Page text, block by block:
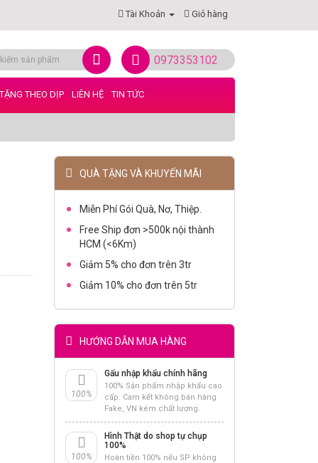
Tài Khoản Giỏ hàng
0973353102
THEO DỊP LIÊN HỆ TIN TỨC
QUÀ TẶNG VÀ KHUYẾN MÃI
Miễn Phí Gói Quà, Nơ, Thiệp.
Free Ship đơn >500k nội thành
HCM (<6Km)
Giảm 5% cho đơn trên 3tr
Giảm 10% cho đơn trên 5tr
HƯỚNG DẪN MUA HÀNG
100%
Gấu nhập khẩu chính hãng
100% Sản phẩm nhập khẩu cao
cấp. Cam kết không bán hàng
Fake, VN kém chất lượng.
100%
Hình Thật do shop tự chụp
100%
Hoàn tiền 100% nếu SP không